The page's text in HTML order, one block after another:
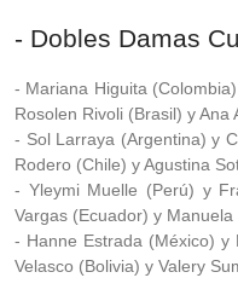
- Dobles Damas
- Mariana Higuita
Rosolen Rivoli (Brasil) y Ana
- Sol Larraya (Argentina) y
Rodero (Chile) y Agustina
- Yleymi Muelle (Perú) y
Vargas (Ecuador) y
- Hanne Estrada (México) y
Velasco (Bolivia) y Valery